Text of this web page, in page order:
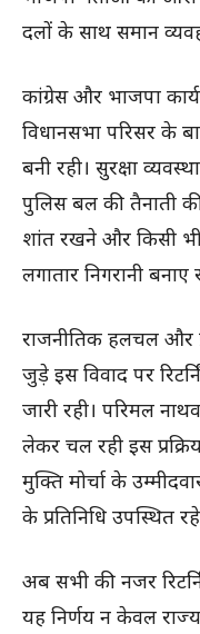
दलों के साथ समान
कांग्रेस और भाजपा
विधानसभा परिसर के
बनी रही। सुरक्षा
पुलिस बल की तैनाती की
शांत रखने और किसी
लगातार निगरानी बनाए
राजनीतिक हलचल और
जुड़े इस विवाद पर
जारी रही। परिमल
लेकर चल रही इस
मुक्ति मोर्चा के
के प्रतिनिधि उपस्थित
अब सभी की नजर
यह निर्णय न केवल